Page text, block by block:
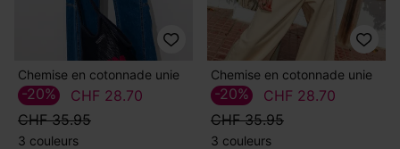
Chemise en cotonnade unie
CHF 28.70
CHF 35.95
-20%
3 couleurs
Chemise en cotonnade unie
CHF 28.70
CHF 35.95
-20%
3 couleurs